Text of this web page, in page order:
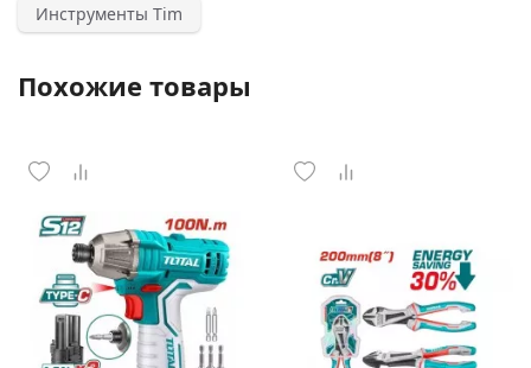
Инструменты Tim
Похожие товары